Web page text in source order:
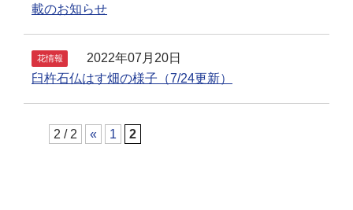
載のお知らせ
花情報
2022年07月20日
臼杵石仏はす畑の様子（7/24更新）
2 / 2 « 1 2